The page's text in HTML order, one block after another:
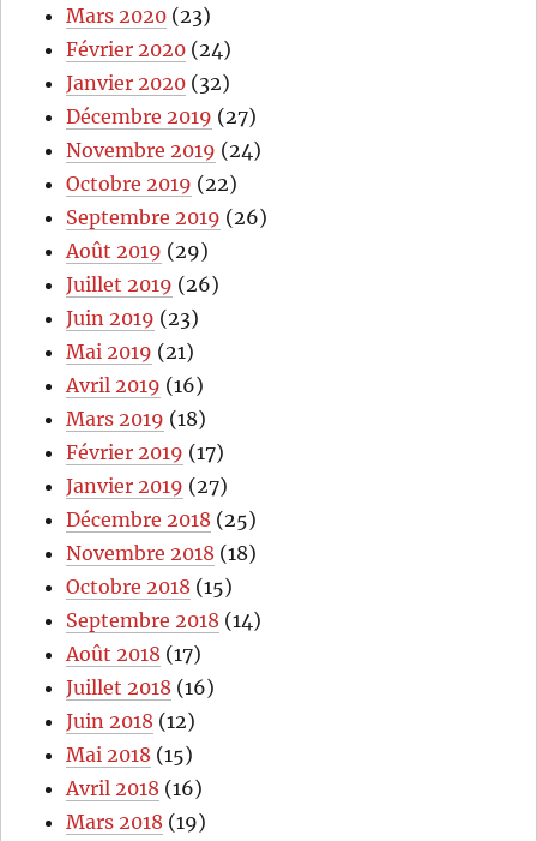
Mars 2020 (23)
Février 2020 (24)
Janvier 2020 (32)
Décembre 2019 (27)
Novembre 2019 (24)
Octobre 2019 (22)
Septembre 2019 (26)
Août 2019 (29)
Juillet 2019 (26)
Juin 2019 (23)
Mai 2019 (21)
Avril 2019 (16)
Mars 2019 (18)
Février 2019 (17)
Janvier 2019 (27)
Décembre 2018 (25)
Novembre 2018 (18)
Octobre 2018 (15)
Septembre 2018 (14)
Août 2018 (17)
Juillet 2018 (16)
Juin 2018 (12)
Mai 2018 (15)
Avril 2018 (16)
Mars 2018 (19)